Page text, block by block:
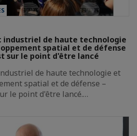
industriel de haute technologie
spatial et de défense
sur le point d'être lancé
de haute technologie et
spatial et de défense –
le point d'être lancé.…